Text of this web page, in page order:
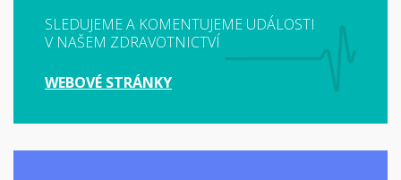
SLEDUJEME A KOMENTUJEME UDÁLOSTI
V NAŠEM ZDRAVOTNICTVÍ
WEBOVÉ STRÁNKY